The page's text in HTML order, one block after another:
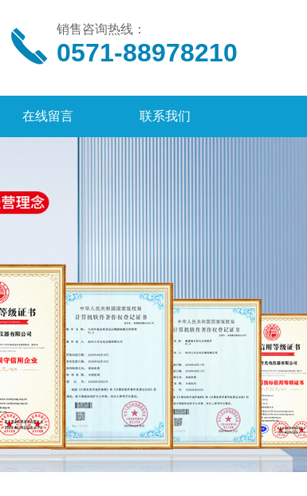
销售咨询热线：
0571-88978210
在线留言 联系我们